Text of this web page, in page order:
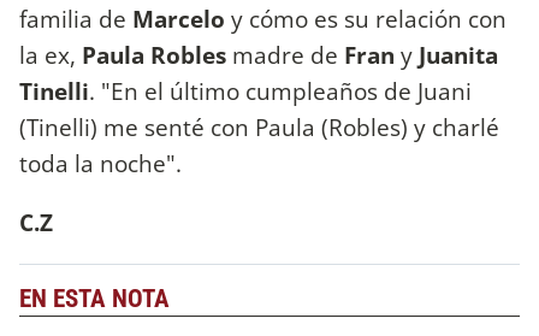
familia de Marcelo y cómo es su relación con
la ex, Paula Robles madre de Fran y Juanita
Tinelli. "En el último cumpleaños de Juani
(Tinelli) me senté con Paula (Robles) y charlé
toda la noche".
C.Z
EN ESTA NOTA